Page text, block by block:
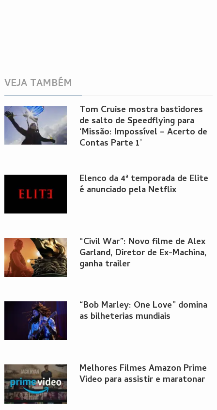
VEJA TAMBÉM
Tom Cruise mostra bastidores
de salto de Speedflying para
‘Missão: Impossível – Acerto de
Contas Parte 1’
Elenco da 4ª temporada de Elite
é anunciado pela Netflix
“Civil War”: Novo filme de Alex
Garland, Diretor de Ex-Machina,
ganha trailer
“Bob Marley: One Love” domina
as bilheterias mundiais
Melhores Filmes Amazon Prime
Video para assistir e maratonar